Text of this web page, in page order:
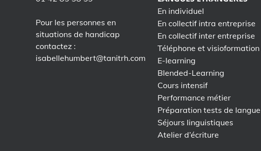
Pour les personnes en
situations de handicap
contactez :
isabellehumbert@tanitrh.com
En individuel
En collectif intra entreprise
En collectif inter entreprise
Téléphone et visioformation
E-learning
Blended-Learning
Cours intensif
Performance métier
Préparation tests de langue
Séjours linguistiques
Atelier d’écriture